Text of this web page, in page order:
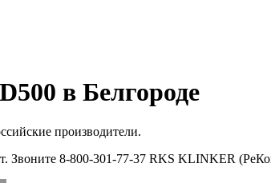
в Белгороде
производители.
8-800-301-77-37 RKS KLINKER